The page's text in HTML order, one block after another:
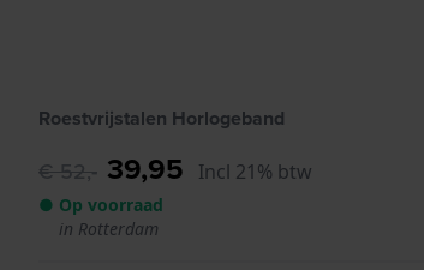
Roestvrijstalen Horlogeband
€ 52,- 39,95 Incl 21% btw
● Op voorraad
in Rotterdam